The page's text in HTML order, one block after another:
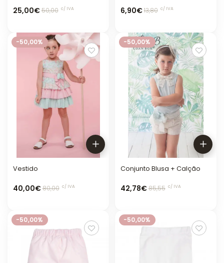
25,00€50,00 c/ IVA 6,90€13,80 c/ IVA
-50,00%
Vestido
40,00€80,00 c/ IVA
-50,00%
Conjunto Blusa + Calção
42,78€85,55 c/ IVA
-50,00% -50,00%